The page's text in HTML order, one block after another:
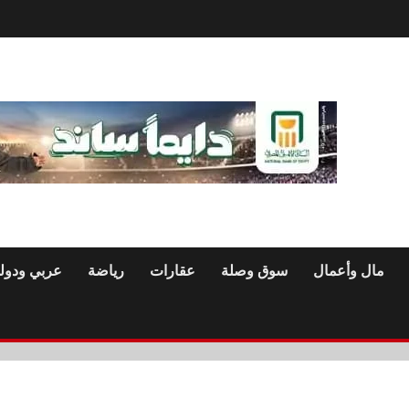
مال وأعمال سوق وصلة عقارات رياضة عربي